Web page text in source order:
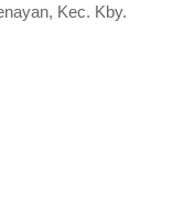
Kec. Kby.